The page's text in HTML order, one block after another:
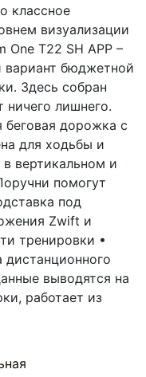
классное
визуализации
One T22 SH APP –
вариант бюджетной
Здесь собран
ничего лишнего.
беговая дорожка с
для ходьбы и
вертикальном и
помогут
под
Zwift и
тренировки •
выводятся на
работает из